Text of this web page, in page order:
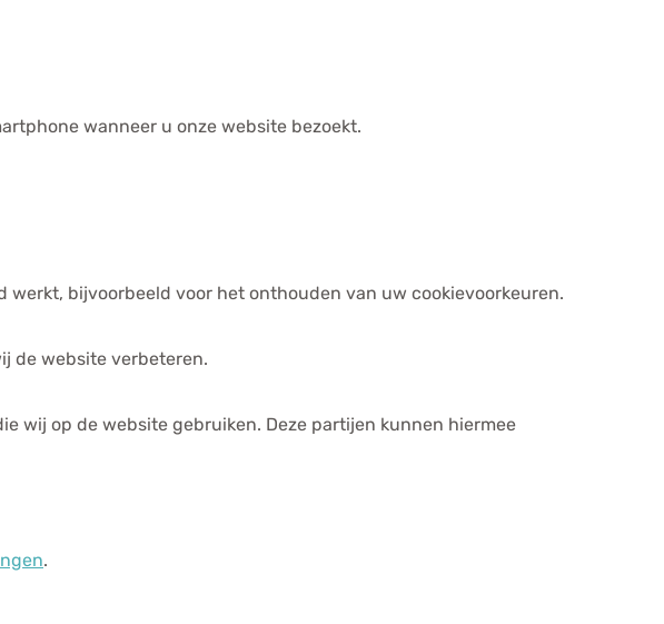
wanneer u onze website bezoekt.
bijvoorbeeld voor het onthouden van uw cookievoorkeuren.
de website verbeteren.
wij op de website gebruiken. Deze partijen kunnen hiermee
.